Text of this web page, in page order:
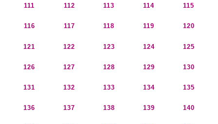
111 112 113 114 115
116 117 118 119 120
121 122 123 124 125
126 127 128 129 130
131 132 133 134 135
136 137 138 139 140